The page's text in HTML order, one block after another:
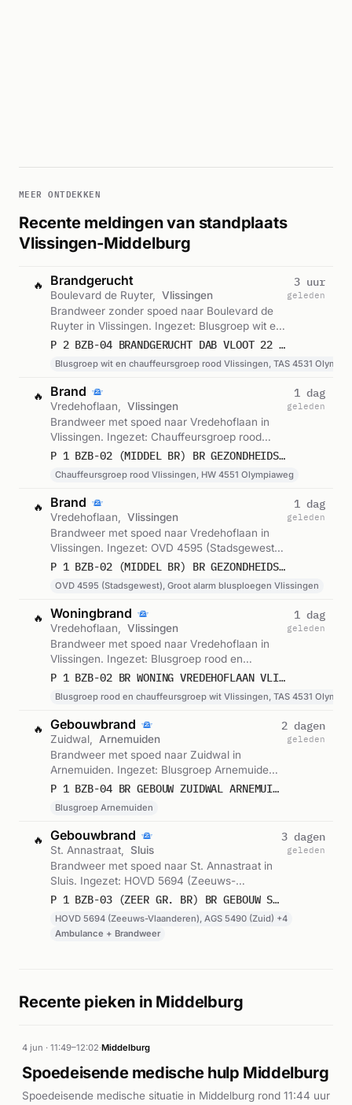
MEER ONTDEKKEN
Recente meldingen van standplaats
Vlissingen-Middelburg
🔥 Brandgerucht
Boulevard de Ruyter,
Vlissingen
Brandweer zonder spoed naar Boulevard de
Ruyter in Vlissingen. Ingezet: Blusgroep wit en
chauffeursgroep rood Vlissingen, TAS 4531
P 2 BZB-04 BRANDGERUCHT DAB VLOOT 22 BOULEVARD DE RUYTER VLISSINGEN 194431
Blusgroep wit en chauffeursgroep rood Vlissingen, TAS 4531
3 uur
geleden
🔥 Brand
Vredehoflaan,
Vlissingen
Brandweer met spoed naar Vredehoflaan in
Vlissingen. Ingezet: Chauffeursgroep rood
Vlissingen, HW 4551 Olympiaweg. Gemeld omP 1 BZB-02 (MIDDEL BR) BR GEZONDHEIDSZORG VREDEHOFLAAN VLISSINGEN 194451
Chauffeursgroep rood Vlissingen, HW 4551 Olympiaweg
1 dag
geleden
🔥 Brand
Vredehoflaan,
Vlissingen
Brandweer met spoed naar Vredehoflaan in
Vlissingen. Ingezet: OVD 4595 (Stadsgewest),
Groot alarm blusploegen Vlissingen. Gemeld
P 1 BZB-02 (MIDDEL BR) BR GEZONDHEIDSZORG VREDEHOFLAAN VLISSINGEN 194439 194595
OVD 4595 (Stadsgewest), Groot alarm blusploegen Vlissingen
1 dag
geleden
🔥 Woningbrand
Vredehoflaan,
Vlissingen
Brandweer met spoed naar Vredehoflaan in
Vlissingen. Ingezet: Blusgroep rood en
chauffeursgroep wit Vlissingen, TAS 4531
P 1 BZB-02 BR WONING VREDEHOFLAAN VLISSINGEN 194431
Blusgroep rood en chauffeursgroep wit Vlissingen, TAS 4531
1 dag
geleden
🔥 Gebouwbrand
Zuidwal,
Arnemuiden
Brandweer met spoed naar Zuidwal in
Arnemuiden. Ingezet: Blusgroep Arnemuiden.
Gemeld om 16:07.
P 1 BZB-04 BR GEBOUW ZUIDWAL ARNEMUIDEN 194534
Blusgroep Arnemuiden
2 dagen
geleden
🔥 Gebouwbrand
St. Annastraat,
Sluis
Brandweer met spoed naar St. Annastraat in
Sluis. Ingezet: HOVD 5694 (Zeeuws-
Vlaanderen), AGS 5490 (Zuid), OVD 4595
Gemeld om 01:37.
P 1 BZB-03 (ZEER GR. BR) BR GEBOUW ST. ANNASTRAAT SLUIS 198590 194595 196534 196695 198599
HOVD 5694 (Zeeuws-Vlaanderen), AGS 5490 (Zuid) +4
Ambulance + Brandweer
3 dagen
geleden
Recente pieken in Middelburg
4 jun · 11:49–12:02·Middelburg
Spoedeisende medische hulp Middelburg
Spoedeisende medische situatie in Middelburg rond 11:44 uur